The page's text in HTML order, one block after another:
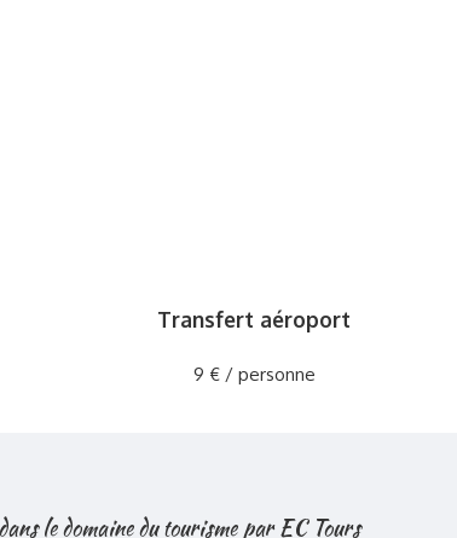
Transfert aéroport
9 € / personne
le domaine du tourisme par EC Tours